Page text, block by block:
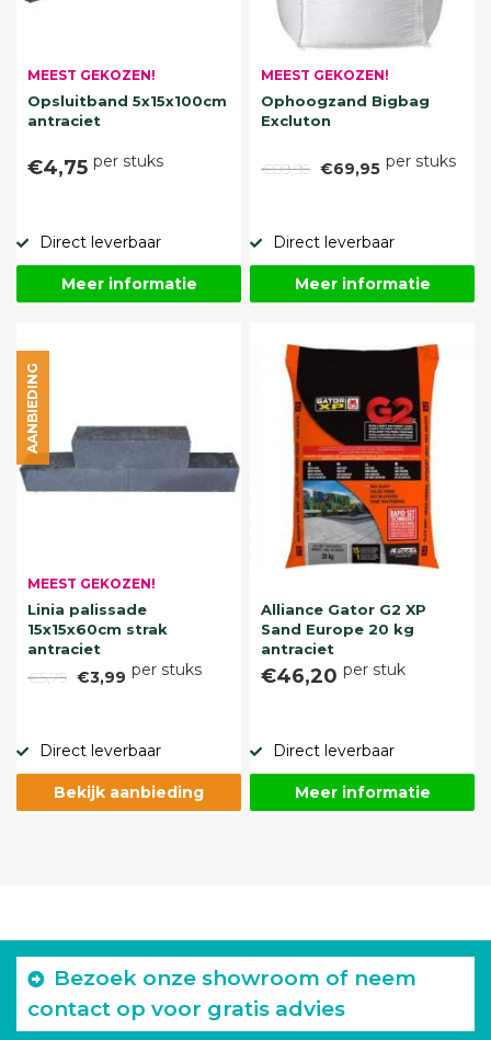
MEEST GEKOZEN!
Opsluitband 5x15x100cm
antraciet
€4,75 per stuks
Direct leverbaar
Meer informatie
MEEST GEKOZEN!
Ophoogzand Bigbag
Excluton
€89,95 €69,95 per stuks
Direct leverbaar
Meer informatie
MEEST GEKOZEN!
Linia palissade
15x15x60cm strak
antraciet
€5,75 €3,99 per stuks
AANBIEDING
Direct leverbaar
Bekijk aanbieding
Alliance Gator G2 XP
Sand Europe 20 kg
antraciet
€46,20 per stuk
Direct leverbaar
Meer informatie
Bezoek onze showroom of neem
contact op voor gratis advies